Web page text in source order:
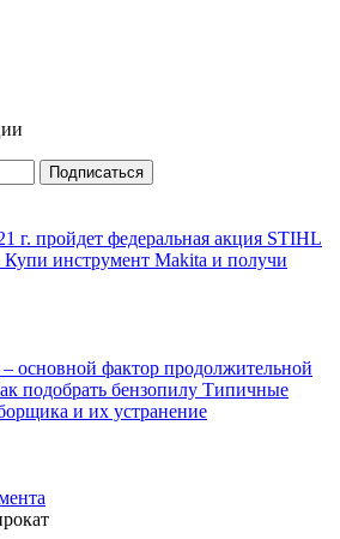
Подписаться
г. пройдет федеральная акция STIHL
Купи инструмент Makita и получи
основной фактор продолжительной
подобрать бензопилу Типичные
и их устранение